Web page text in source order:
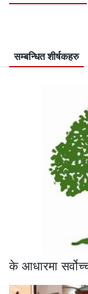
सम्बन्धित शीर्षकहरु
के आधारमा